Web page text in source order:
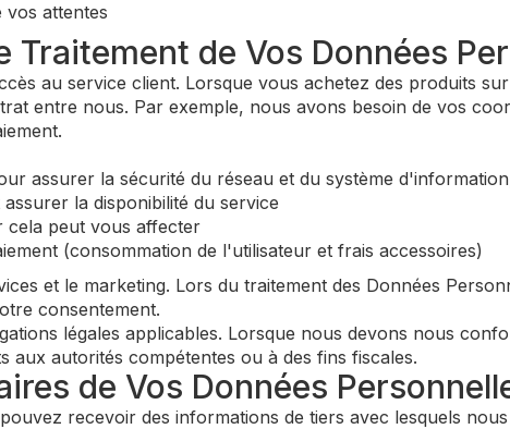
vos attentes
Traitement de Vos Données
au service client. Lorsque vous achetez des produits
entre nous. Par exemple, nous avons besoin de vos
assurer la sécurité du réseau et du système
la disponibilité du service
cela peut vous affecter
(consommation de l'utilisateur et frais accessoires)
et le marketing. Lors du traitement des Données
consentement.
légales applicables. Lorsque nous devons nous
aux autorités compétentes ou à des fins fiscales.
de Vos Données
recevoir des informations de tiers avec lesquels